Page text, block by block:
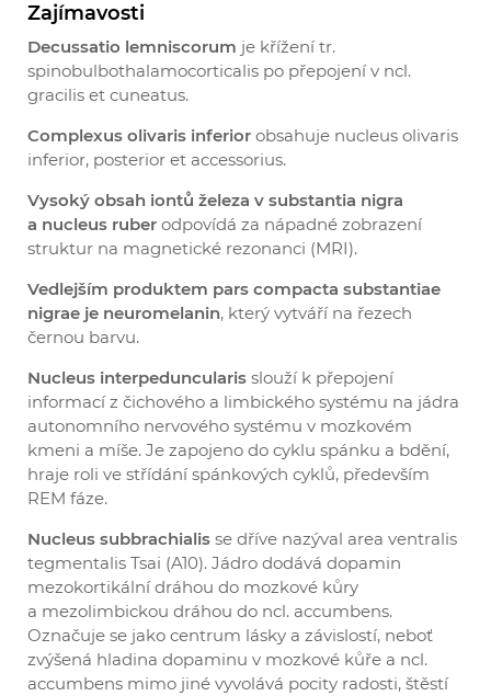
Zajímavosti
Decussatio lemniscorum je křížení tr.
spinobulbothalamocorticalis po přepojení v ncl.
gracilis et cuneatus.
Complexus olivaris inferior obsahuje nucleus olivaris
inferior, posterior et accessorius.
Vysoký obsah iontů železa v substantia nigra
a nucleus ruber odpovídá za nápadné zobrazení
struktur na magnetické rezonanci (MRI).
Vedlejším produktem pars compacta substantiae
nigrae je neuromelanin, který vytváří na řezech
černou barvu.
Nucleus interpeduncularis slouží k přepojení
informací z čichového a limbického systému na jádra
autonomního nervového systému v mozkovém
kmeni a míše. Je zapojeno do cyklu spánku a bdění,
hraje roli ve střídání spánkových cyklů, především
REM fáze.
Nucleus subbrachialis se dříve nazýval area ventralis
tegmentalis Tsai (A10). Jádro dodává dopamin
mezokortikální dráhou do mozkové kůry
a mezolimbickou dráhou do ncl. accumbens.
Označuje se jako centrum lásky a závislostí, neboť
zvýšená hladina dopaminu v mozkové kůře a ncl.
accumbens mimo jiné vyvolává pocity radosti, štěstí